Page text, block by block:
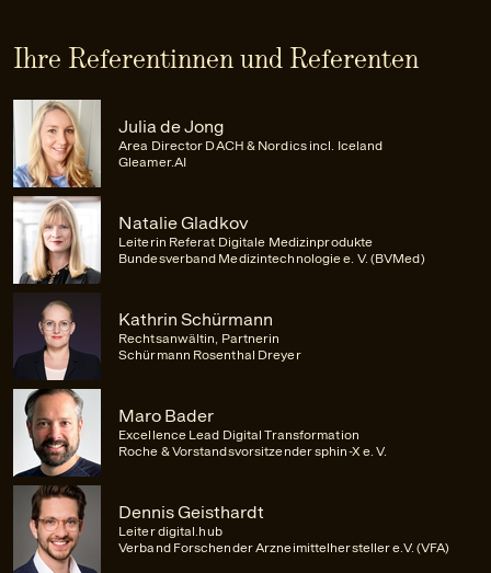
Ihre Referentinnen und Referenten
Julia de Jong
Area Director DACH & Nordics incl. Iceland
Gleamer.AI
Natalie Gladkov
Leiterin Referat Digitale Medizinprodukte
Bundesverband Medizintechnologie e. V. (BVMed)
Kathrin Schürmann
Rechtsanwältin, Partnerin
Schürmann Rosenthal Dreyer
Maro Bader
Excellence Lead Digital Transformation
Roche & Vorstandsvorsitzender sphin-X e. V.
Dennis Geisthardt
Leiter digital.hub
Verband Forschender Arzneimittelhersteller e.V. (VFA)